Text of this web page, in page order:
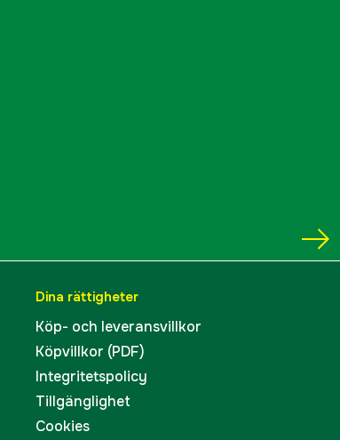
Dina rättigheter
Köp- och leveransvillkor
Köpvillkor (PDF)
Integritetspolicy
Tillgänglighet
Cookies